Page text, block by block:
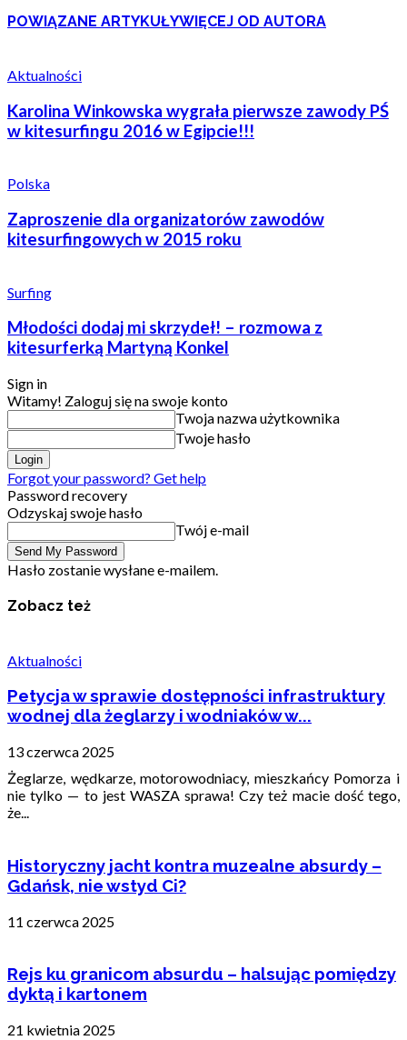
POWIĄZANE ARTYKUŁYWIĘCEJ OD AUTORA
Aktualności
Karolina Winkowska wygrała pierwsze zawody PŚ
w kitesurfingu 2016 w Egipcie!!!
Polska
Zaproszenie dla organizatorów zawodów
kitesurfingowych w 2015 roku
Surfing
Młodości dodaj mi skrzydeł! – rozmowa z
kitesurferką Martyną Konkel
Sign in
Witamy! Zaloguj się na swoje konto
Twoja nazwa użytkownika
Twoje hasło
Forgot your password? Get help
Password recovery
Odzyskaj swoje hasło
Twój e-mail
Hasło zostanie wysłane e-mailem.
Zobacz też
Aktualności
Petycja w sprawie dostępności infrastruktury
wodnej dla żeglarzy i wodniaków w...
13 czerwca 2025
Żeglarze, wędkarze, motorowodniacy, mieszkańcy Pomorza i
nie tylko — to jest WASZA sprawa! Czy też macie dość tego,
że...
Historyczny jacht kontra muzealne absurdy –
Gdańsk, nie wstyd Ci?
11 czerwca 2025
Rejs ku granicom absurdu – halsując pomiędzy
dyktą i kartonem
21 kwietnia 2025